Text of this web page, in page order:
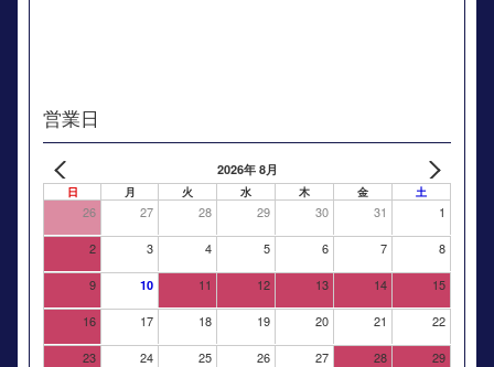
営業日
2026年 8月
日 月 火 水 木 金 土
26 27 28 29 30 31 1
2 3 4 5 6 7 8
9 10 11 12 13 14 15
16 17 18 19 20 21 22
23 24 25 26 27 28 29